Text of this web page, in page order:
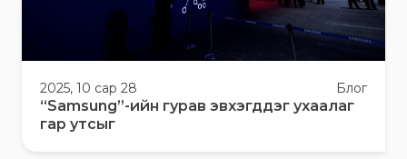
2025, 10 сар 28 Блог
“Samsung”-ийн гурав эвхэгддэг ухаалаг
гар утсыг